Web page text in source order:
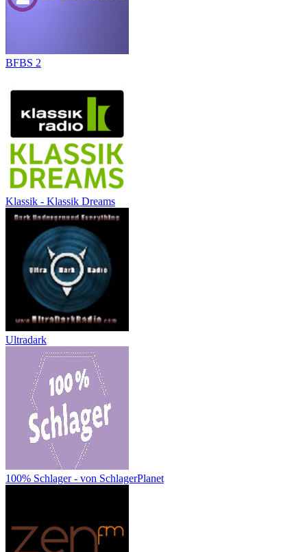
BFBS 2
Klassik - Klassik Dreams
Ultradark
100% Schlager - von SchlagerPlanet